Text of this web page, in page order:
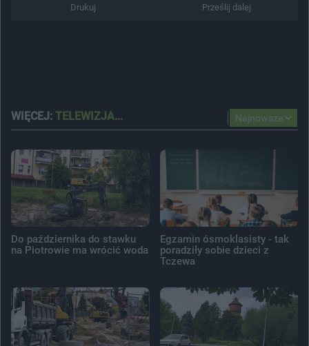
Drukuj Prześlij dalej
Najnowsze
WIĘCEJ: TELEWIZJA...
Do października do stawku
na Piotrowie ma wrócić woda
Egzamin ósmoklasisty - tak
poradziły sobie dzieci z
Tczewa